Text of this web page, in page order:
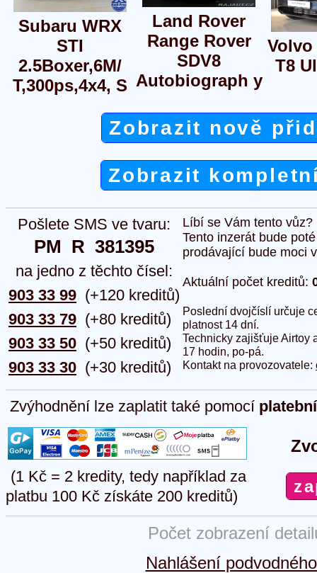
Subaru WRX
STI
2.5Boxer,6M/
T,300ps,4x4, S
Land Rover
Range Rover
SDV8
Autobiograph y
Volvo
T8
Zobrazit nově
Zobrazit
Pošlete SMS ve tvaru:
PM  R  381395
na jedno z těchto čísel:
903 33 99
903 33 79
903 33 50
903 33 30
(+120 kreditů)
(+80 kreditů)
(+50 kreditů)
(+30 kreditů)
Líbí se Vám tento
Tento inzerát bude
prodávající bude moci
Aktuální počet kreditů:
Poslední dvojčíslí určuje
platnost 14 dní.
Technicky zajišťuje Airtoy
17 hodin, po-pá.
Kontakt na provozovatele:
Zvýhodnění lze zaplatit také pomocí
(1 Kč = 2 kredity, tedy například za
platbu 100 Kč získáte 200 kreditů)
Počet zobrazení
Nahlášení